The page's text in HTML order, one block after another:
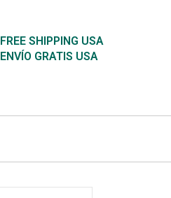
FREE SHIPPING USA
ENVÍO GRATIS USA